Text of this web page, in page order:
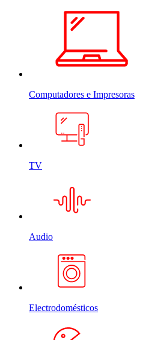
Computadores e Impresoras
TV
Audio
Electrodomésticos